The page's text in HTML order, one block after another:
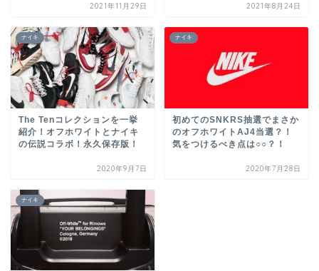
2021年11月29日 2021年8月24日
ナイキ
The Tenコレクションを一挙
紹介！オフホワイトとナイキ
の伝説コラボ！永久保存版！
2020年9月7日
ナイキ
初めてのSNKRS抽選でまさか
のオフホワイトAJ4当選？！
気をつけるべき点は○○？！
2020年7月28日
ナイキ